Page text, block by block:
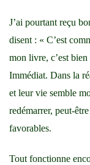
J’ai pourtant reçu
disent : « C’est
mon livre, c’est
Immédiat. Dans la
et leur vie semble
redémarrer, peut-
favorables.
Tout fonctionne